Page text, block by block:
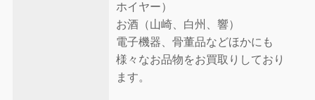
ホイヤー）
お酒（山崎、白州、響）
電子機器、骨董品などほかにも
様々なお品物をお買取りしており
ます。